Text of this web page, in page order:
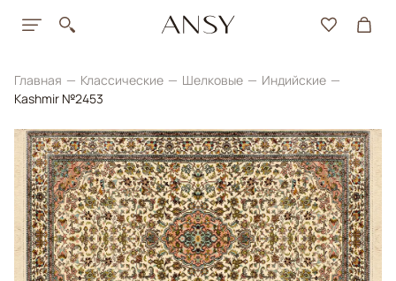
Главная Классические Шелковые
Индийские
Kashmir №2453